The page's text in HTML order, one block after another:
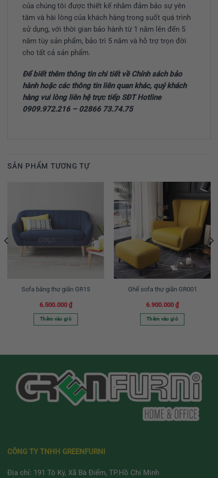
của chúng tôi được thiết kế nhằm đảm bảo sự yên
tâm và hài lòng của khách hàng trong suốt quá trình
sử dụng, với thời gian bảo hành từ 1 năm lên đến 5
năm tùy sản phẩm, bảo trì 5 năm và hỗ trợ trọn đời
cho tất cả sản phẩm.
Để biết thêm thông tin chi tiết về Chính sách bảo
hành hoặc các thông tin liên quan khác, quý khách
hàng vui lòng liên hệ trực tiếp SĐT Hotline
0909.972.216 – 02866 73.74.75
SẢN PHẨM TƯƠNG TỰ
Sofa băng thư giãn GR15
6.500.000 ₫
Thêm vào giỏ
Ghế sofa thư giãn GR001
6.900.000 ₫
Thêm vào giỏ
CÔNG TY TNHH GREENFURNI
Địa chỉ: 191 Tô Ký, Xã Bà Điểm, TP.Hồ Chí Minh